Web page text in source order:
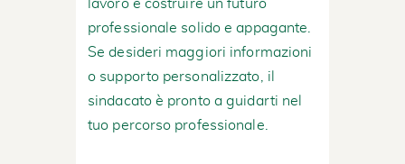
lavoro e costruire un futuro
professionale solido e appagante.
Se desideri maggiori informazioni
o supporto personalizzato, il
sindacato è pronto a guidarti nel
tuo percorso professionale.